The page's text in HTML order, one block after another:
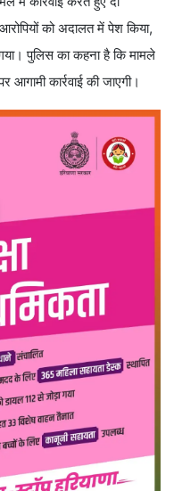
को अदालत में पेश किया,
पुलिस का कहना है कि मामले
कार्रवाई की जाएगी।